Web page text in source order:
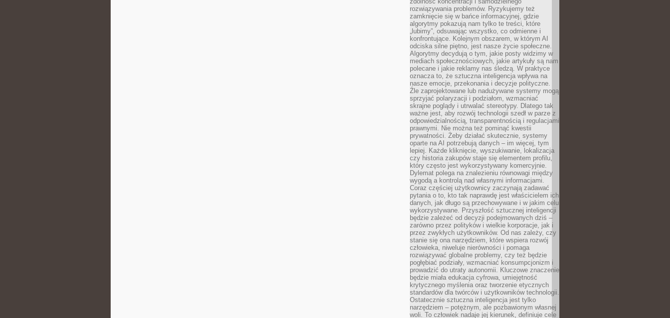
rozwiązywania problemów. Ryzykujemy też
zamknięcie się w bańce informacyjnej, gdzie
algorytmy pokazują nam tylko te treści, które
„lubimy”, odsuwając wszystko, co odmienne i
konfrontujące. Kolejnym obszarem, w którym AI
odciska silne piętno, jest nasze życie społeczne.
Algorytmy decydują o tym, jakie posty widzimy w
mediach społecznościowych, jakie artykuły są nam
polecane i jakie reklamy nas śledzą. W praktyce
oznacza to, że sztuczna inteligencja wpływa na
nasze emocje, przekonania i decyzje polityczne.
Źle zaprojektowane lub nadużywane systemy mogą
sprzyjać polaryzacji i podziałom, wzmacniać
skrajne poglądy i utrwalać stereotypy. Dlatego tak
ważne jest, aby rozwój technologii szedł w parze z
odpowiedzialnością, transparentnością i regulacjami
prawnymi. Nie można też pominąć kwestii
prywatności. Żeby działać skutecznie, systemy
oparte na AI potrzebują danych – im więcej, tym
lepiej. Każde kliknięcie, wyszukiwanie, lokalizacja
czy historia zakupów staje się elementem profilu,
który często jest wykorzystywany komercyjnie.
Dylemat polega na znalezieniu równowagi między
wygodą a kontrolą nad własnymi informacjami.
Coraz częściej użytkownicy zaczynają zadawać
pytania o to, kto tak naprawdę jest właścicielem ich
danych, jak długo są przechowywane i w jakim celu
wykorzystywane. Przyszłość sztucznej inteligencji
będzie zależeć od decyzji podejmowanych dziś –
zarówno przez polityków i wielkie korporacje, jak i
przez zwykłych użytkowników. Od nas zależy, czy
stanie się ona narzędziem, które wspiera rozwój
człowieka, niweluje nierówności i pomaga
rozwiązywać globalne problemy, czy też będzie
pogłębiać podziały, wzmacniać konsumpcjonizm i
prowadzić do utraty autonomii. Kluczowe znaczenie
będzie miała edukacja cyfrowa, umiejętność
krytycznego myślenia oraz tworzenie etycznych
standardów dla twórców i użytkowników technologii.
Ostatecznie sztuczna inteligencja jest tylko
narzędziem – potężnym, ale pozbawionym własnej
woli. To człowiek nadaje jej kierunek, definiuje cele